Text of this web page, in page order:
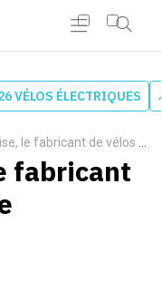
VÉLOS ÉLECTRIQUES
de vélos change de gouvernance !
fabricant